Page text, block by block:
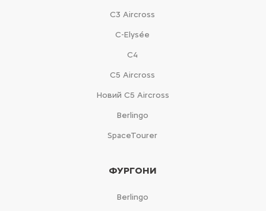
С3 Aircross
C-Elysée
С4
С5 Aircross
Новий С5 Aircross
Berlingo
SpaceTourer
ФУРГОНИ
Berlingo